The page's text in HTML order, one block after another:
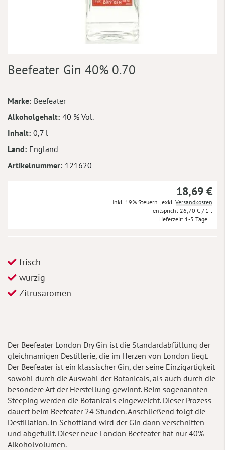
Anfang
springen
Beefeater Gin 40% 0.70
Mehr
Informationen
Marke Beefeater
Alkoholgehalt 40 % Vol.
Inhalt 0,7 l
Land England
Artikelnummer 121620
18,69 €
Inkl. 19% Steuern exkl. Versandkosten
26,70 € / 1 l
Lieferzeit 1-3 Tage
frisch
würzig
Zitrusaromen
Der Beefeater London Dry Gin ist die Standardabfüllung der
gleichnamigen Destillerie, die im Herzen von London liegt.
Der Beefeater ist ein klassischer Gin, der seine Einzigartigkeit
sowohl durch die Auswahl der Botanicals, als auch durch die
besondere Art der Herstellung gewinnt. Beim sogenannten
Steeping werden die Botanicals eingeweicht. Dieser Prozess
dauert beim Beefeater 24 Stunden. Anschließend folgt die
Destillation. In Schottland wird der Gin dann verschnitten
und abgefüllt. Dieser neue London Beefeater hat nur 40%
Alkoholvolumen.